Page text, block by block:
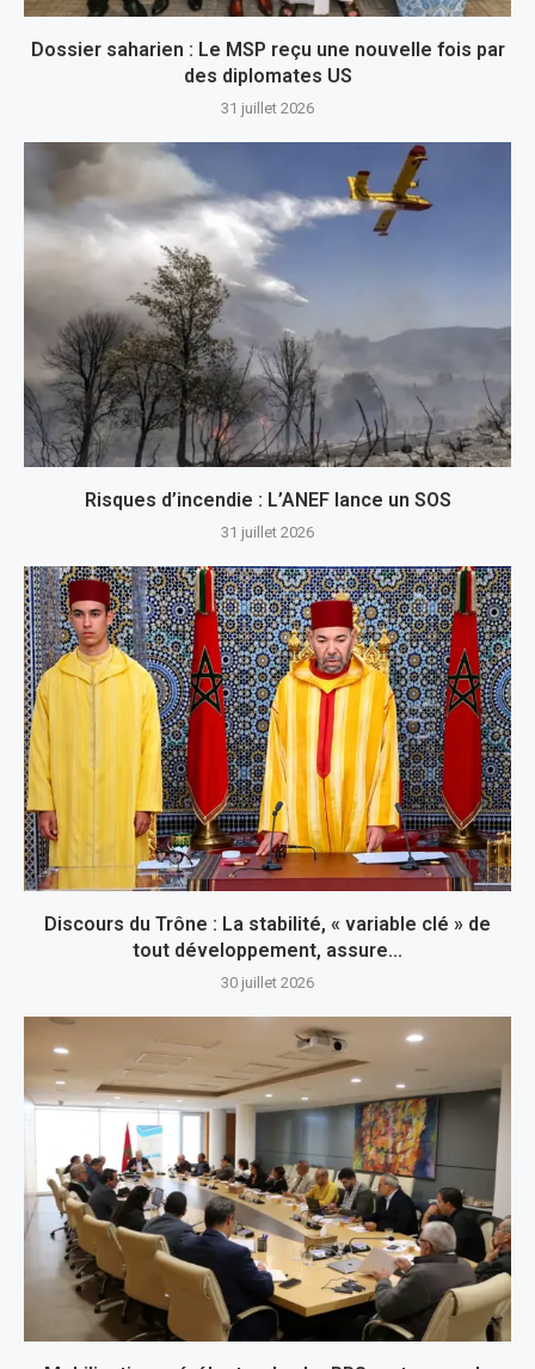
Dossier saharien : Le MSP reçu une nouvelle fois par
des diplomates US
31 juillet 2026
Risques d’incendie : L’ANEF lance un SOS
31 juillet 2026
Discours du Trône : La stabilité, « variable clé » de
tout développement, assure...
30 juillet 2026